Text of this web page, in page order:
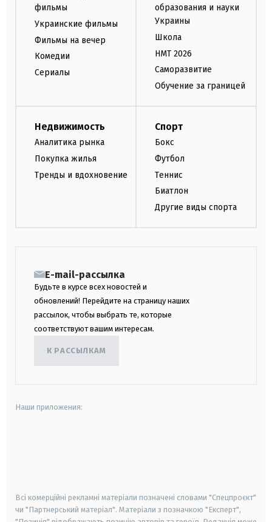
фильмы
Украинские фильмы
Фильмы на вечер
Комедии
Сериалы
образования и науки
Украины
Школа
НМТ 2026
Саморазвитие
Обучение за границей
Недвижимость
Аналитика рынка
Покупка жилья
Тренды и вдохновение
Спорт
Бокс
Футбол
Теннис
Биатлон
Другие виды спорта
E-mail-рассылка
Будьте в курсе всех новостей и
обновлений! Перейдите на страницу наших
рассылок, чтобы выбрать те, которые
соответствуют вашим интересам.
К РАССЫЛКАМ
Наши приложения:
Всі комерційні рекламні матеріали позначені словами "Спецпроєкт"
чи "Партнерський матеріал". Матеріали з позначкою "Експерт",